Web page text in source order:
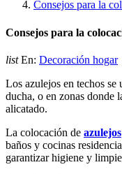
Consejos para la
Consejos para la
list En: Decoración hogar
Los azulejos en techos se
ducha, o en zonas donde
alicatado.
La colocación de azulejos
baños y cocinas
garantizar higiene y